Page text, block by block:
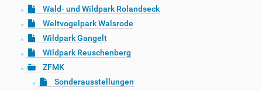
Wald- und Wildpark Rolandseck
Weltvogelpark Walsrode
Wildpark Gangelt
Wildpark Reuschenberg
ZFMK
Sonderausstellungen